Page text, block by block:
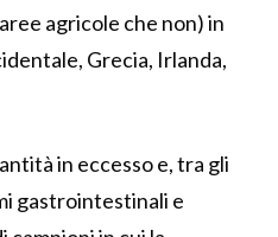
agricole che non) in
Grecia, Irlanda,
in eccesso e, tra gli
gastrointestinali e